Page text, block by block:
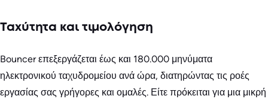
Ταχύτητα και τιμολόγηση
Bouncer επεξεργάζεται έως και 180.000 μηνύματα
ηλεκτρονικού ταχυδρομείου ανά ώρα, διατηρώντας τις ροές
εργασίας σας γρήγορες και ομαλές. Είτε πρόκειται για μια μικρή